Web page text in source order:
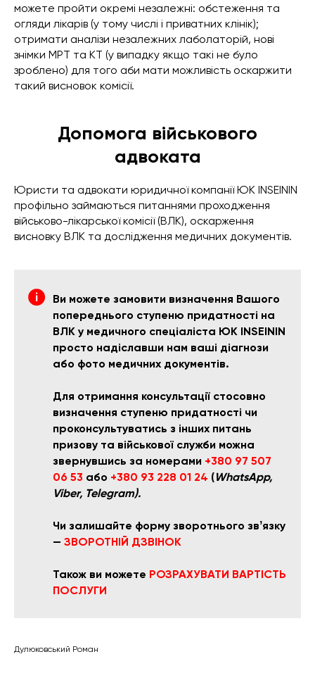
можете пройти окремі незалежні: обстеження та
огляди лікарів (у тому числі і приватних клінік);
отримати аналізи незалежних лаболаторій, нові
знімки МРТ та КТ (у випадку якщо такі не було
зроблено) для того аби мати можливість оскаржити
такий висновок комісії.
Допомога військового
адвоката
Юристи та адвокати юридичної компанії ЮК INSEININ
профільно займаються питаннями проходження
військово-лікарської комісії (ВЛК), оскарження
висновку ВЛК та дослідження медичних документів.
Ви можете замовити визначення Вашого
попереднього ступеню придатності на
ВЛК у медичного спеціаліста ЮК INSEININ
просто надіславши нам ваші діагнози
або фото медичних документів.
Для отримання консультації стосовно
визначення ступеню придатності чи
проконсультуватись з інших питань
призову та військової служби можна
звернувшись за номерами +380 97 507
06 53 або +380 93 228 01 24 (WhatsApp,
Viber, Telegram).
Чи залишайте форму зворотнього звʼязку
— ЗВОРОТНІЙ ДЗВІНОК
Також ви можете РОЗРАХУВАТИ ВАРТІСТЬ
ПОСЛУГИ
Дулюковський Роман